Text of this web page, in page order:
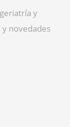
y
novedades